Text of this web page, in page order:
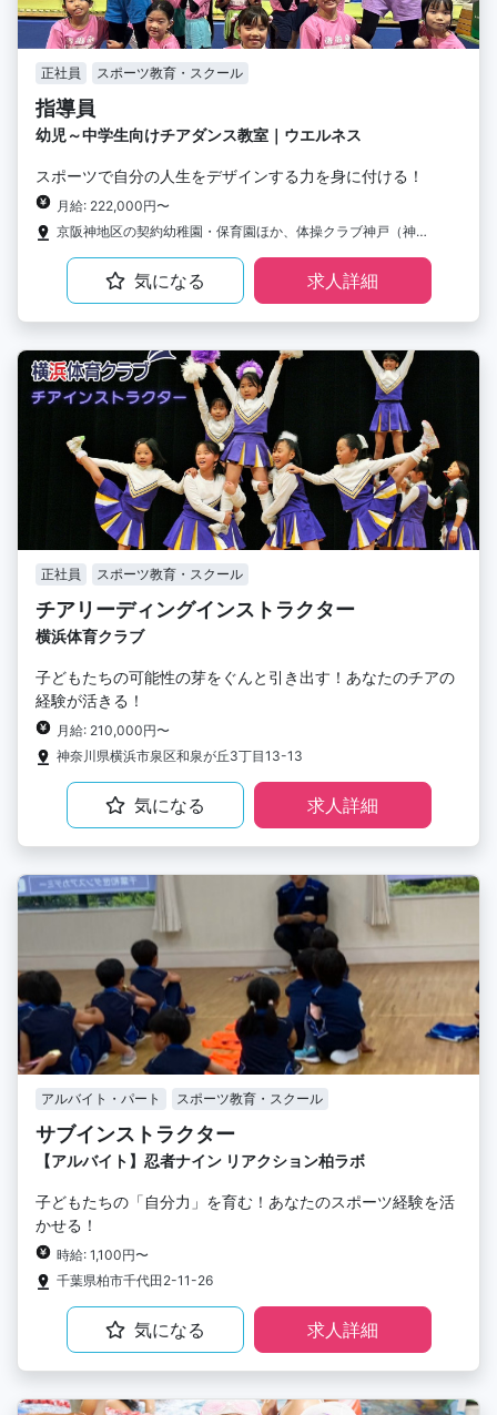
正社員 スポーツ教育・スクール
指導員
幼児～中学生向けチアダンス教室｜ウエルネス
スポーツで自分の人生をデザインする力を身に付ける！
月給: 222,000円〜
京阪神地区の契約幼稚園・保育園ほか、体操クラブ神戸（神戸市西区）、尼崎市・西宮市（きたえるーむ）
気になる 求人詳細
正社員 スポーツ教育・スクール
チアリーディングインストラクター
横浜体育クラブ
子どもたちの可能性の芽をぐんと引き出す！あなたのチアの
経験が活きる！
月給: 210,000円〜
神奈川県横浜市泉区和泉が丘3丁目13-13
気になる 求人詳細
アルバイト・パート スポーツ教育・スクール
サブインストラクター
【アルバイト】忍者ナイン リアクション柏ラボ
子どもたちの「自分力」を育む！あなたのスポーツ経験を活
かせる！
時給: 1,100円〜
千葉県柏市千代田2-11-26
気になる 求人詳細